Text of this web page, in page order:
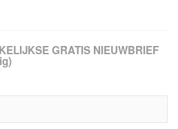
GRATIS NIEUWBRIEF